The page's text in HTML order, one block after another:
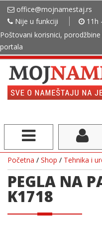
office@mojnamestaj.rs
Nije u funkciji
11h
Poštovani korisnici,
portala
Početna / Shop / Tehnika i
PEGLA NA
K1718